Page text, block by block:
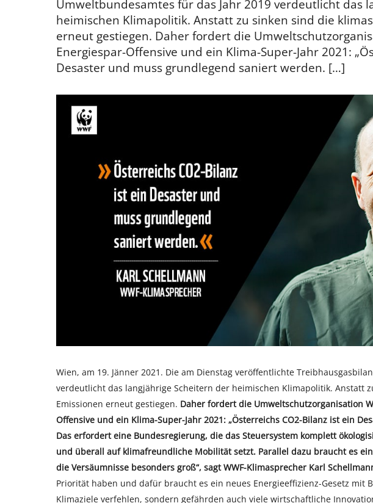
Umweltbundesamtes für das Jahr 2019 verdeutlicht das
heimischen Klimapolitik. Anstatt zu sinken sind die
erneut gestiegen. Daher fordert die
Energiespar-Offensive und ein Klima-Super-Jahr 2021:
Desaster und muss grundlegend saniert werden. […]
Wien, am 19. Jänner 2021. Die am Dienstag veröffentlichte
verdeutlicht das langjährige Scheitern der heimischen Klimapolitik. Anstatt
Emissionen erneut gestiegen. Daher fordert die Umweltschutzorganisation
Offensive und ein Klima-Super-Jahr 2021: „Österreichs CO2-Bilanz ist ein
Das erfordert eine Bundesregierung, die das Steuersystem komplett
und überall auf klimafreundliche Mobilität setzt. Parallel dazu braucht es
die Versäumnisse besonders groß“, sagt WWF-Klimasprecher Karl
Priorität haben und dafür braucht es ein neues Energieeffizienz-Gesetz mit
Klimaziele verfehlen, sondern gefährden auch viele wirtschaftliche